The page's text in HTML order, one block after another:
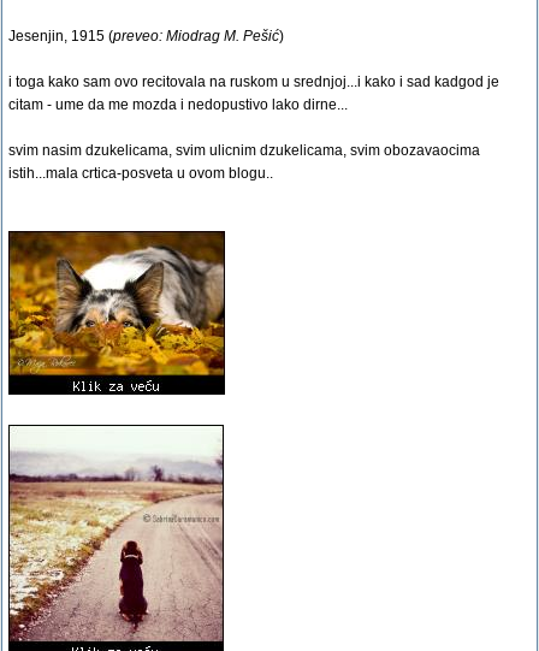
Jesenjin, 1915 (preveo: Miodrag M. Pešić)
i toga kako sam ovo recitovala na ruskom u srednjoj...i kako i sad kadgod je
citam - ume da me mozda i nedopustivo lako dirne...
svim nasim dzukelicama, svim ulicnim dzukelicama, svim obozavaocima
istih...mala crtica-posveta u ovom blogu..